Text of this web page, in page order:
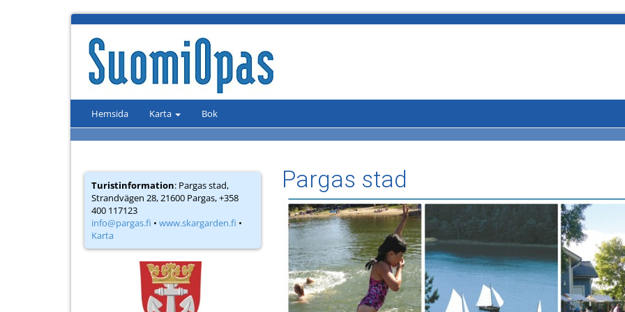
Hemsida Karta Bok
Turistinformation: Pargas stad,
Strandvägen 28, 21600 Pargas, +358
400 117123
info@pargas.fi • www.skargarden.fi •
Karta
Pargas stad